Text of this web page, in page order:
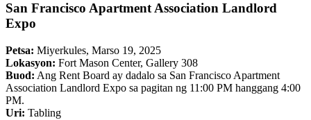
San Francisco Apartment Association Landlord
Expo
Petsa: Miyerkules, Marso 19, 2025
Lokasyon: Fort Mason Center, Gallery 308
Buod: Ang Rent Board ay dadalo sa San Francisco Apartment
Association Landlord Expo sa pagitan ng 11:00 PM hanggang 4:00
PM.
Uri: Tabling